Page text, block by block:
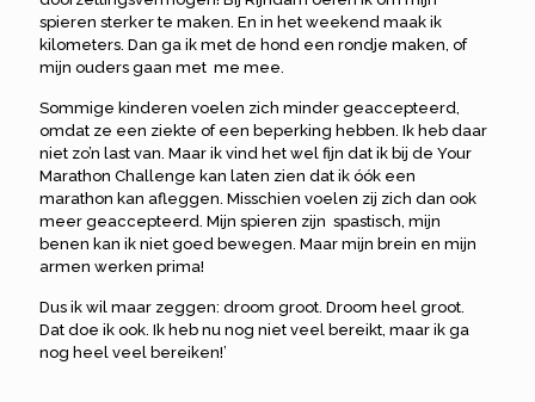
spieren sterker te maken. En in het weekend maak ik
kilometers. Dan ga ik met de hond een rondje maken, of
mijn ouders gaan met me mee.
Sommige kinderen voelen zich minder geaccepteerd,
omdat ze een ziekte of een beperking hebben. Ik heb daar
niet zo’n last van. Maar ik vind het wel fijn dat ik bij de Your
Marathon Challenge kan laten zien dat ik óók een
marathon kan afleggen. Misschien voelen zij zich dan ook
meer geaccepteerd. Mijn spieren zijn spastisch, mijn
benen kan ik niet goed bewegen. Maar mijn brein en mijn
armen werken prima!
Dus ik wil maar zeggen: droom groot. Droom heel groot.
Dat doe ik ook. Ik heb nu nog niet veel bereikt, maar ik ga
nog heel veel bereiken!’